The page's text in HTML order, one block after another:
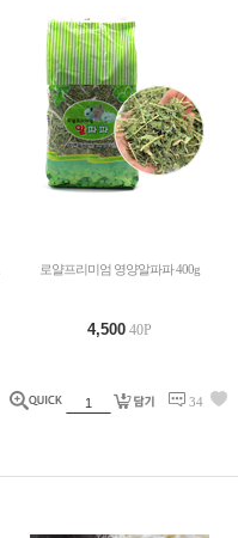
로얄프리미엄 영양알파파 400g
4,500 40P
34